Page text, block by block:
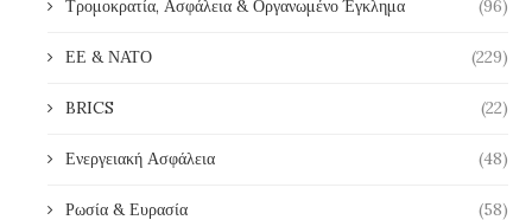
Τρομοκρατία, Ασφάλεια & Οργανωμένο Έγκλημα (96)
ΕΕ & ΝΑΤΟ (229)
BRICS (22)
Ενεργειακή Ασφάλεια (48)
Ρωσία & Ευρασία (58)